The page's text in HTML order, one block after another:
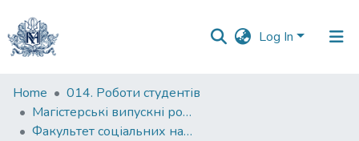
Log In
Communities
&
Collections
Home
014. Роботи студентів
Магістерські випускні роботи
Факультет соціальних наук і соціальних технологій